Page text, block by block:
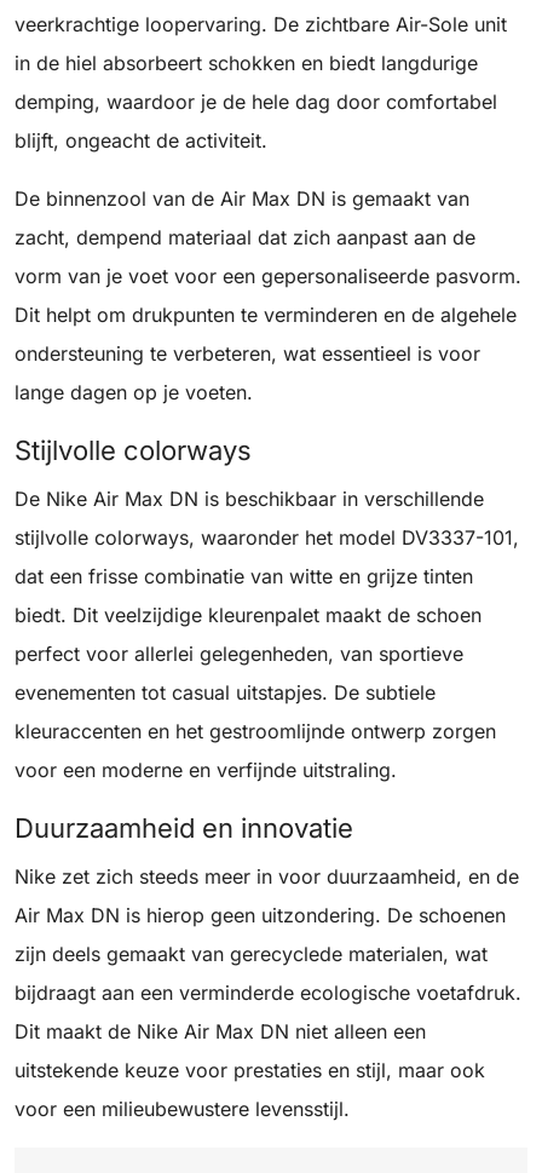
veerkrachtige loopervaring. De zichtbare Air-Sole unit
in de hiel absorbeert schokken en biedt langdurige
demping, waardoor je de hele dag door comfortabel
blijft, ongeacht de activiteit.
De binnenzool van de Air Max DN is gemaakt van
zacht, dempend materiaal dat zich aanpast aan de
vorm van je voet voor een gepersonaliseerde pasvorm.
Dit helpt om drukpunten te verminderen en de algehele
ondersteuning te verbeteren, wat essentieel is voor
lange dagen op je voeten.
Stijlvolle colorways
De Nike Air Max DN is beschikbaar in verschillende
stijlvolle colorways, waaronder het model DV3337-101,
dat een frisse combinatie van witte en grijze tinten
biedt. Dit veelzijdige kleurenpalet maakt de schoen
perfect voor allerlei gelegenheden, van sportieve
evenementen tot casual uitstapjes. De subtiele
kleuraccenten en het gestroomlijnde ontwerp zorgen
voor een moderne en verfijnde uitstraling.
Duurzaamheid en innovatie
Nike zet zich steeds meer in voor duurzaamheid, en de
Air Max DN is hierop geen uitzondering. De schoenen
zijn deels gemaakt van gerecyclede materialen, wat
bijdraagt aan een verminderde ecologische voetafdruk.
Dit maakt de Nike Air Max DN niet alleen een
uitstekende keuze voor prestaties en stijl, maar ook
voor een milieubewustere levensstijl.